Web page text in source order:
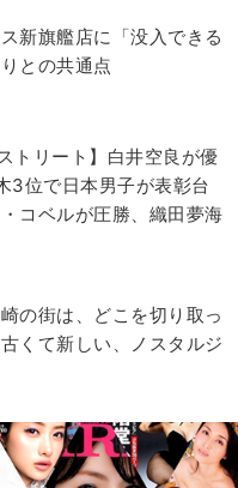
新旗艦店に「没入できる
との共通点
トリート】白井空良が優
3位で日本男子が表彰台
コベルが圧勝、織田夢海
の街は、どこを切り取っ
くて新しい、ノスタルジ